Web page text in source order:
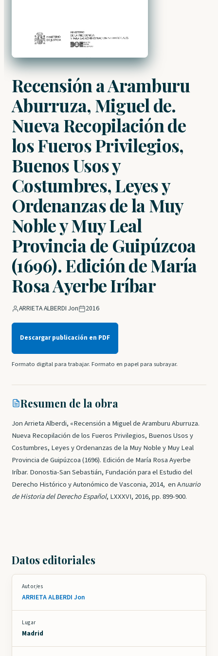
Recensión a Aramburu
Aburruza, Miguel de.
Nueva Recopilación de
los Fueros Privilegios,
Buenos Usos y
Costumbres, Leyes y
Ordenanzas de la Muy
Noble y Muy Leal
Provincia de Guipúzcoa
(1696). Edición de María
Rosa Ayerbe Iríbar
ARRIETA ALBERDI Jon 2016
Descargar publicación en PDF
Formato digital para trabajar. Formato en papel para subrayar.
Resumen de la obra
Jon Arrieta Alberdi, «Recensión a Miguel de Aramburu Aburruza.
Nueva Recopilación de los Fueros Privilegios, Buenos Usos y
Costumbres, Leyes y Ordenanzas de la Muy Noble y Muy Leal
Provincia de Guipúzcoa (1696). Edición de María Rosa Ayerbe
Iríbar. Donostia-San Sebastián, Fundación para el Estudio del
Derecho Histórico y Autonómico de Vasconia, 2014, en Anuario
de Historia del Derecho Español, LXXXVI, 2016, pp. 899-900.
Datos editoriales
Autor/es
ARRIETA ALBERDI Jon
Lugar
Madrid